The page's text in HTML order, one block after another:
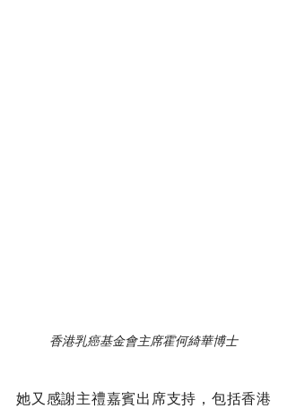
香港乳癌基金會主席霍何綺華博士
她又感謝主禮嘉賓出席支持，包括香港